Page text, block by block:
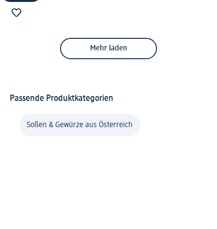
Mehr laden
Passende Produktkategorien
Soßen & Gewürze aus Österreich